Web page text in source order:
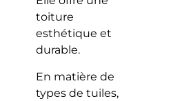
toiture
esthétique et
durable.
En matière de
types de tuiles,